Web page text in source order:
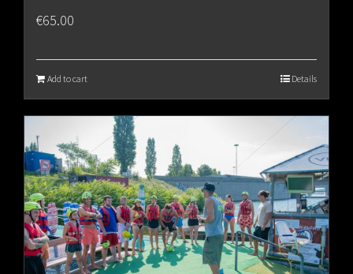
€65.00
Add to cart Details